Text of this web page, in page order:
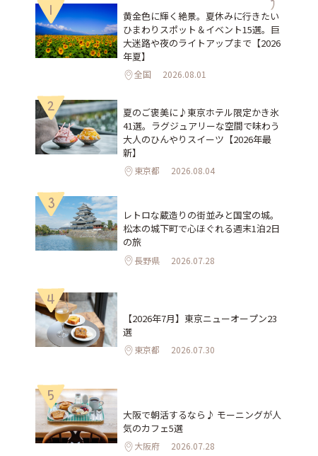
1
黄金色に輝く絶景。夏休みに行きたい
ひまわりスポット＆イベント15選。巨
大迷路や夜のライトアップまで【2026
年夏】
全国 2026.08.01
2
夏のご褒美に♪東京ホテル限定かき氷
41選。ラグジュアリーな空間で味わう
大人のひんやりスイーツ【2026年最
新】
東京都 2026.08.04
3
レトロな蔵造りの街並みと国宝の城。
松本の城下町で心ほぐれる週末1泊2日
の旅
長野県 2026.07.28
4
【2026年7月】東京ニューオープン23
選
東京都 2026.07.30
5
大阪で朝活するなら♪ モーニングが人
気のカフェ5選
大阪府 2026.07.28